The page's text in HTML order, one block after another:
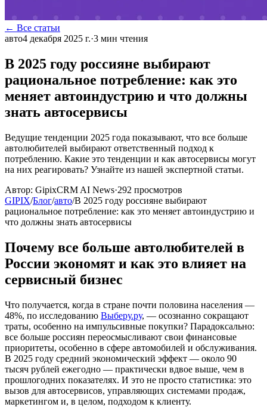
← Все статьи
авто4 декабря 2025 г.·3 мин чтения
В 2025 году россияне выбирают
рациональное потребление: как это
меняет автоиндустрию и что должны
знать автосервисы
Ведущие тенденции 2025 года показывают, что все больше
автолюбителей выбирают ответственный подход к
потреблению. Какие это тенденции и как автосервисы могут
на них реагировать? Узнайте из нашей экспертной статьи.
Автор: GipixCRM AI News·292 просмотров
GIPIX/Блог/авто/В 2025 году россияне выбирают
рациональное потребление: как это меняет автоиндустрию и
что должны знать автосервисы
Почему все больше автолюбителей в
России экономят и как это влияет на
сервисный бизнес
Что получается, когда в стране почти половина населения —
48%, по исследованию Выберу.ру, — осознанно сокращают
траты, особенно на импульсивные покупки? Парадоксально:
все больше россиян переосмысливают свои финансовые
приоритеты, особенно в сфере автомобилей и обслуживания.
В 2025 году средний экономический эффект — около 90
тысяч рублей ежегодно — практически вдвое выше, чем в
прошлогодних показателях. И это не просто статистика: это
вызов для автосервисов, управляющих системами продаж,
маркетингом и, в целом, подходом к клиенту.